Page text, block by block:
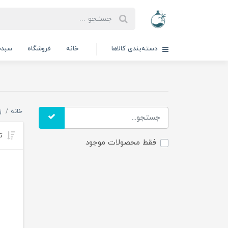
دسته‌بندی کالاها خانه فروشگاه
فقط محصولات موجود
خانه